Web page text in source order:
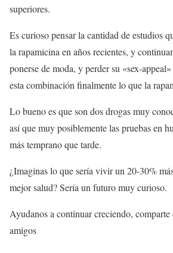
superiores.
Es curioso pensar la cantidad de estudios
la rapamicina en años recientes, y
ponerse de moda, y perder su «sex-
esta combinación finalmente lo que la
Lo bueno es que son dos drogas muy
así que muy posiblemente las pruebas en
más temprano que tarde.
¿Imaginas lo que sería vivir un 20-30%
mejor salud? Sería un futuro muy curioso.
Ayudanos a continuar creciendo,
amigos